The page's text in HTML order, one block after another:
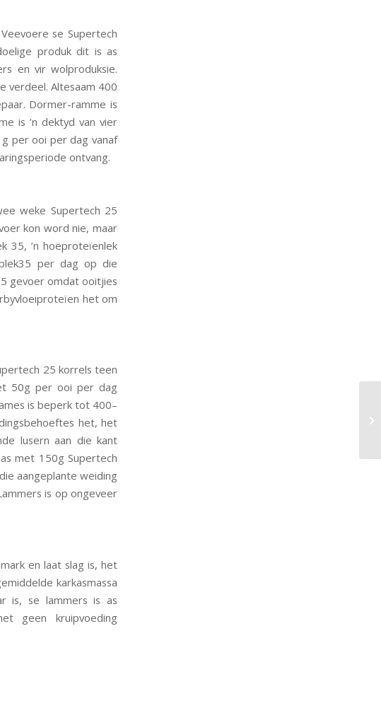
se Supertech
produk dit is as
en vir wolproduksie.
verdeel. Altesaam 400
Dormer-ramme is
is ’n dektyd van vier
per ooi per dag vanaf
ontvang.
weke Supertech 25
kon word nie, maar
35, ’n hoëproteïenlek
per dag op die
gevoer omdat ooitjies
het om
25 korrels teen
50g per ooi per dag
is beperk tot 400–
het, het
lusern aan die kant
met 150g Supertech
aangeplante weiding
is op ongeveer
en laat slag is, het
karkasmassa
is, se lammers is as
geen kruipvoeding